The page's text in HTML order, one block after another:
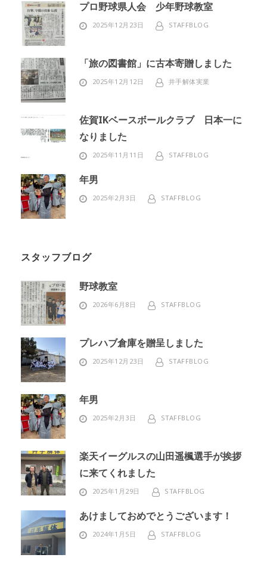
プロ野球県人会 少年野球教室
2025年12月23日 STAFFBLOG
「旅の図書館」に古本寄贈しました
2025年12月12日 井手解体実業
佐賀IKベースボールクラブ 日本一に
なりました
2025年11月11日 STAFFBLOG
年男
2025年2月3日 STAFFBLOG
スタッフブログ
野球教室
2026年6月8日 STAFFBLOG
プレハブ倉庫を贈呈しました
2025年12月23日 STAFFBLOG
年男
2025年2月3日 STAFFBLOG
楽天イーグルスの山田遥楓選手が挨拶
に来てくれました
2025年1月29日 STAFFBLOG
あけましておめでとうございます！
2024年1月5日 STAFFBLOG